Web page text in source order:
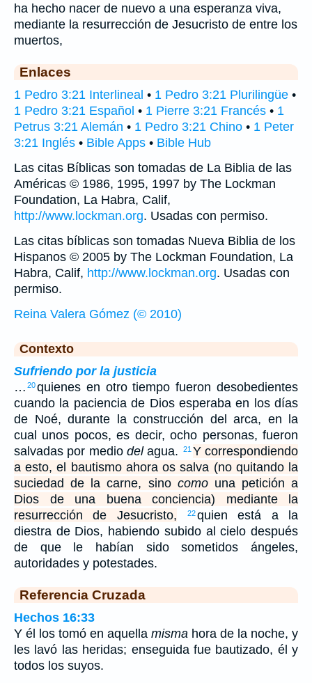
ha hecho nacer de nuevo a una esperanza viva,
mediante la resurrección de Jesucristo de entre los
muertos,
Enlaces
1 Pedro 3:21 Interlineal • 1 Pedro 3:21 Plurilingüe •
1 Pedro 3:21 Español • 1 Pierre 3:21 Francés • 1
Petrus 3:21 Alemán • 1 Pedro 3:21 Chino • 1 Peter
3:21 Inglés • Bible Apps • Bible Hub
Las citas Bíblicas son tomadas de La Biblia de las
Américas © 1986, 1995, 1997 by The Lockman
Foundation, La Habra, Calif,
http://www.lockman.org. Usadas con permiso.
Las citas bíblicas son tomadas Nueva Biblia de los
Hispanos © 2005 by The Lockman Foundation, La
Habra, Calif, http://www.lockman.org. Usadas con
permiso.
Reina Valera Gómez (© 2010)
Contexto
Sufriendo por la justicia
… 20quienes en otro tiempo fueron desobedientes
cuando la paciencia de Dios esperaba en los días
de Noé, durante la construcción del arca, en la
cual unos pocos, es decir, ocho personas, fueron
salvadas por medio delagua. 21 Y correspondiendo
a esto, el bautismo ahora os salva (no quitando la
suciedad de la carne, sino comouna petición a
Dios de una buena conciencia) mediante la
resurrección de Jesucristo,
22quien está a la
diestra de Dios, habiendo subido al cielo después
de que le habían sido sometidos ángeles,
autoridades y potestades.
Referencia Cruzada
Hechos 16:33
Y él los tomó en aquella misma hora de la noche, y
les lavó las heridas; enseguida fue bautizado, él y
todos los suyos.